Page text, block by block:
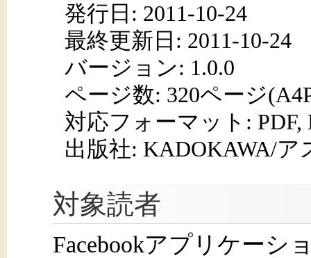
発行日: 2011-10-24
最終更新日: 2011-10-24
バージョン: 1.0.0
ページ数: 320ページ
対応フォーマット: PDF,
出版社: KADOKAWA/
対象読者
Facebookアプリケーシ